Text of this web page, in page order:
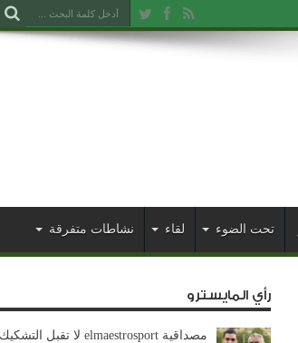
تحت الضوء لقاء نشاطات متفرقة
رأي المايسترو
مصداقية elmaestrosport لا تقبل التشكيك